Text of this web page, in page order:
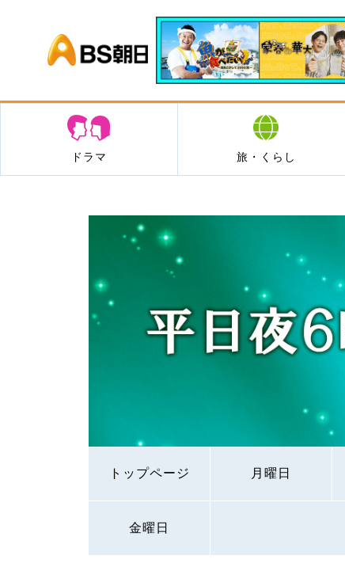
BS朝日
ドラマ 旅・くらし
トップページ 月曜日
金曜日